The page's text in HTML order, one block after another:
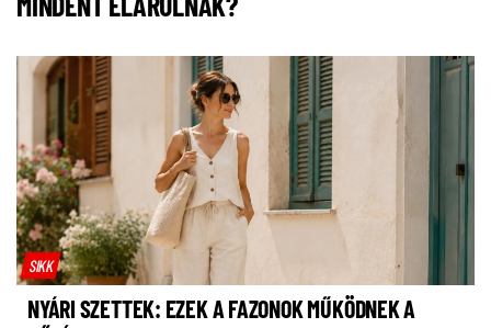
SIKK
NYÁRI SZETTEK: EZEK A FAZONOK MŰKÖDNEK A